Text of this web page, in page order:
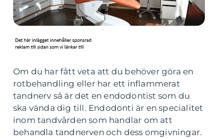
Om du har fått veta att du behöver göra en
rotbehandling eller har ett inflammerat
tandnerv så är det en endodontist som du
ska vända dig till. Endodonti är en specialitet
inom tandvården som handlar om att
behandla tandnerven och dess omgivningar.